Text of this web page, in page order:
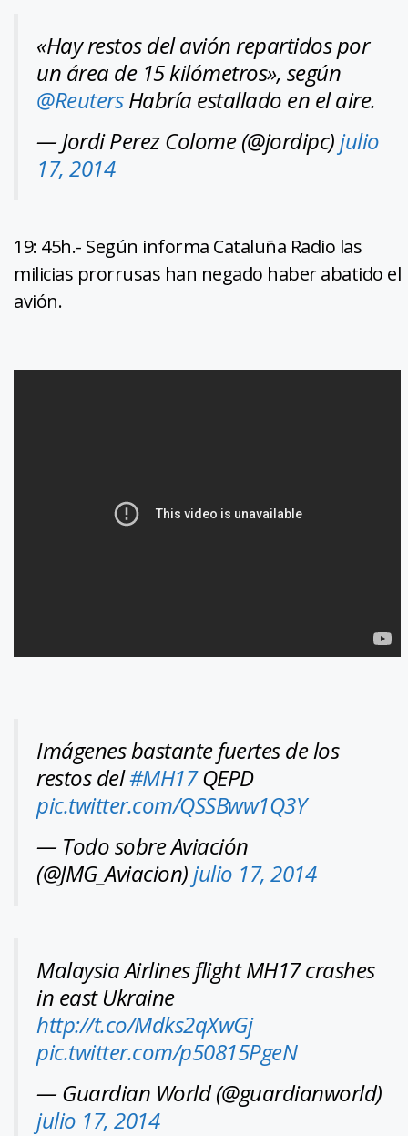
«Hay restos del avión repartidos por
un área de 15 kilómetros», según
@ReutersHabría estallado en el aire.
— Jordi Perez Colome (@jordipc)julio
17, 2014
19: 45h.- Según informa Cataluña Radio las
milicias prorrusas han negado haber abatido el
avión.
Imágenes bastante fuertes de los
restos del#MH17QEPD
pic.twitter.com/QSSBww1Q3Y
— Todo sobre Aviación
(@JMG_Aviacion)julio 17, 2014
Malaysia Airlines flight MH17 crashes
in east Ukraine
http://t.co/Mdks2qXwGj
pic.twitter.com/p50815PgeN
— Guardian World (@guardianworld)
julio 17, 2014